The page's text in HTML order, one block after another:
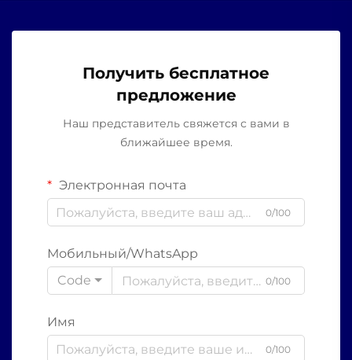
Получить бесплатное
предложение
Наш представитель свяжется с вами в
ближайшее время.
Электронная почта
0/100
Мобильный/WhatsApp
Code
0/100
Имя
0/100